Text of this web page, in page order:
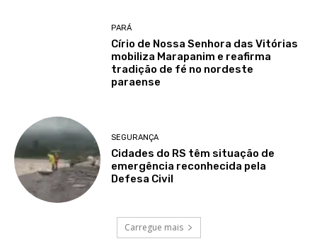
PARÁ
Círio de Nossa Senhora das Vitórias
mobiliza Marapanim e reafirma
tradição de fé no nordeste
paraense
SEGURANÇA
Cidades do RS têm situação de
emergência reconhecida pela
Defesa Civil
Carregue mais